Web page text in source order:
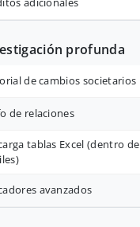
profunda
de cambios societarios
de relaciones
tablas Excel (dentro de
avanzados